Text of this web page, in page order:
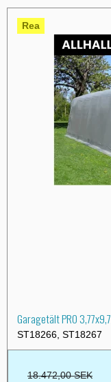
Rea
Garagetält PRO
ST18266, ST18267
18.472,00 SEK